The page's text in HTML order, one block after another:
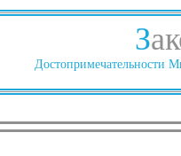
З
Достопримечательности